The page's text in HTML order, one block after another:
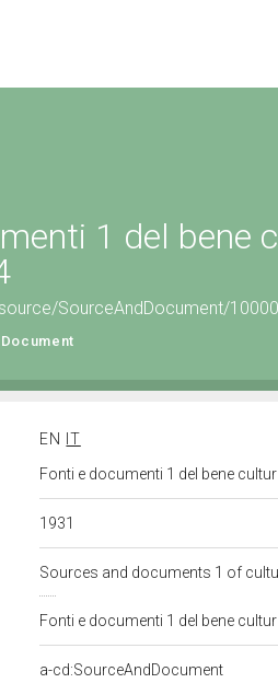
1 del bene
SourceAndDocument/
EN
IT
Fonti e documenti 1 del bene
1931
Sources and documents 1 of
Fonti e documenti 1 del bene
a-cd:SourceAndDocument